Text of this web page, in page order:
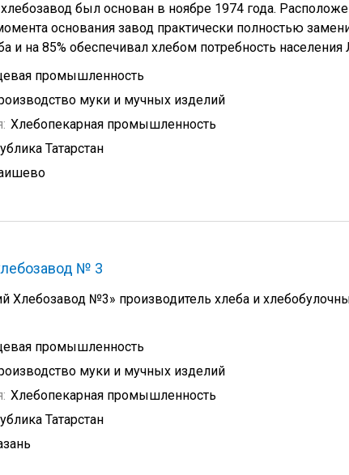
был основан в ноябре 1974 года.
основания завод практически полностью
и на 85% обеспечивал хлебом потребность
промышленность
муки и мучных изделий
Хлебопекарная промышленность
Татарстан
№ 3
Хлебозавод №3» производитель хлеба и
промышленность
муки и мучных изделий
Хлебопекарная промышленность
Татарстан